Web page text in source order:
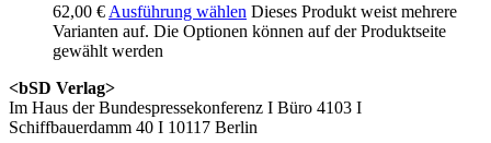
62,00 € Ausführung wählen Dieses Produkt weist mehrere
Varianten auf. Die Optionen können auf der Produktseite
gewählt werden
<bSD Verlag>
Im Haus der Bundespressekonferenz I Büro 4103 I
Schiffbauerdamm 40 I 10117 Berlin